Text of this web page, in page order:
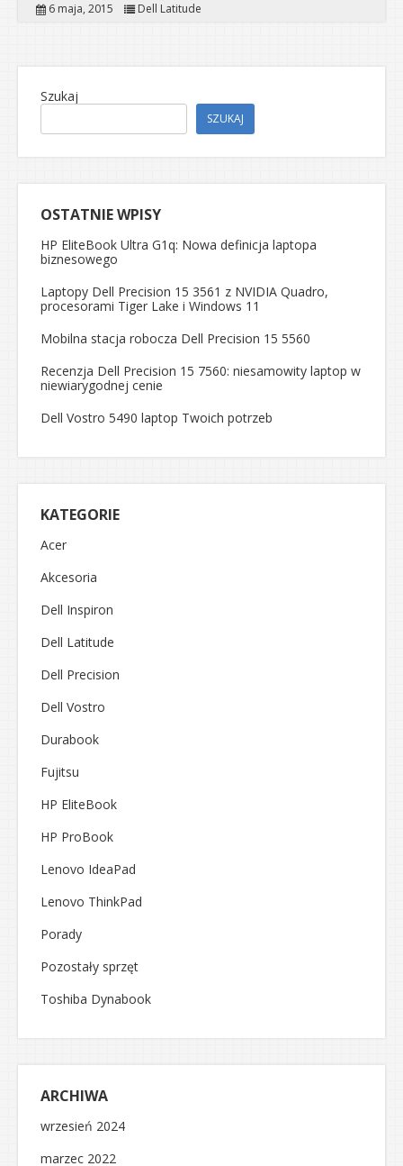
6 maja, 2015 Dell Latitude
Szukaj
SZUKAJ
OSTATNIE WPISY
HP EliteBook Ultra G1q: Nowa definicja laptopa
biznesowego
Laptopy Dell Precision 15 3561 z NVIDIA Quadro,
procesorami Tiger Lake i Windows 11
Mobilna stacja robocza Dell Precision 15 5560
Recenzja Dell Precision 15 7560: niesamowity laptop w
niewiarygodnej cenie
Dell Vostro 5490 laptop Twoich potrzeb
KATEGORIE
Acer
Akcesoria
Dell Inspiron
Dell Latitude
Dell Precision
Dell Vostro
Durabook
Fujitsu
HP EliteBook
HP ProBook
Lenovo IdeaPad
Lenovo ThinkPad
Porady
Pozostały sprzęt
Toshiba Dynabook
ARCHIWA
wrzesień 2024
marzec 2022